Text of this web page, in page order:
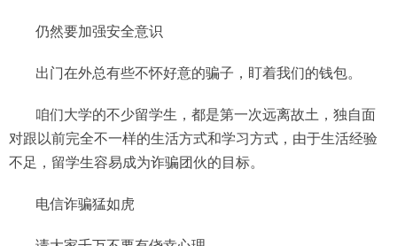
仍然要加强安全意识
出门在外总有些不怀好意的骗子，盯着我们的钱包。
咱们大学的不少留学生，都是第一次远离故土，独自面
对跟以前完全不一样的生活方式和学习方式，由于生活经验
不足，留学生容易成为诈骗团伙的目标。
电信诈骗猛如虎